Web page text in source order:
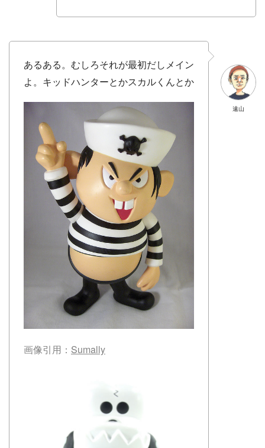
遠山
あるある。むしろそれが最初だしメイン
よ。キッドハンターとかスカルくんとか
画像引用： Sumally